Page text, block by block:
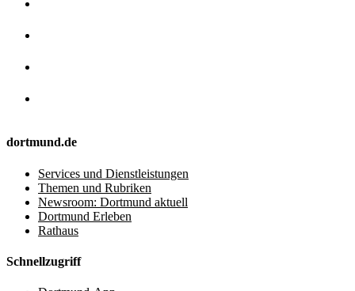
dortmund.de
Services und Dienstleistungen
Themen und Rubriken
Newsroom: Dortmund aktuell
Dortmund Erleben
Rathaus
Schnellzugriff